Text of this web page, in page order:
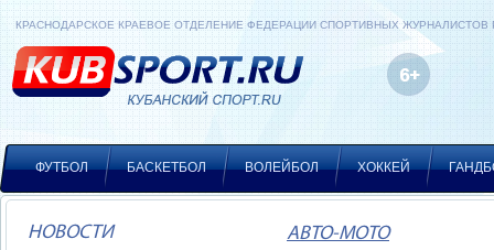
КРАСНОДАРСКОЕ КРАЕВОЕ ОТДЕЛЕНИЕ ФЕДЕРАЦИИ СПОРТИВНЫХ ЖУРНАЛИСТОВ
ФУТБОЛ БАСКЕТБОЛ ВОЛЕЙБОЛ ХОККЕЙ
НОВОСТИ АВТО-МОТО